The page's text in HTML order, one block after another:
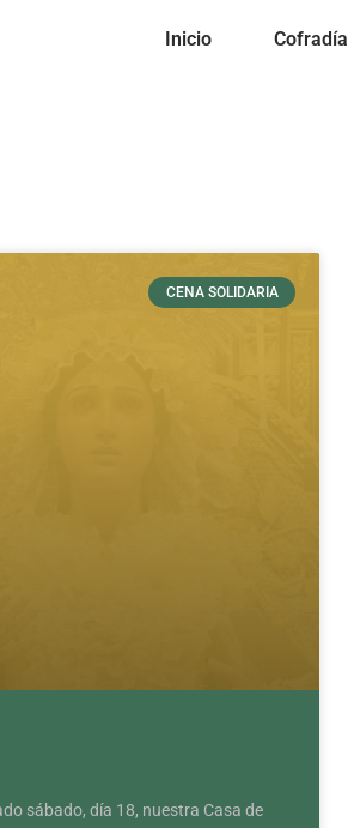
Inicio Cofradía
CENA SOLIDARIA
sábado, día 18, nuestra Casa de